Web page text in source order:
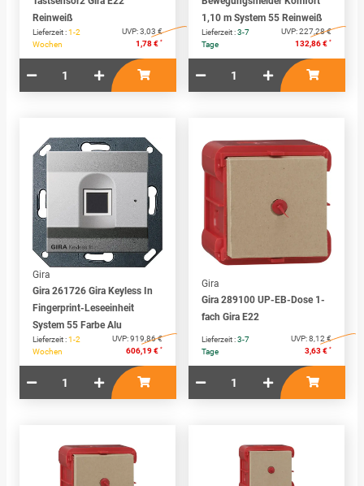
Reinweiß
Lieferzeit :1-2
Wochen
UVP:3,03 €
1,78 € *
1,10 m System 55 Reinweiß
Lieferzeit :3-7
Tage
UVP:227,28 €
132,86 € *
Gira
Gira 261726 Gira Keyless In
Fingerprint-Leseeinheit
System 55 Farbe Alu
Lieferzeit :1-2
Wochen
UVP:919,86 €
606,19 € *
Gira
Gira 289100 UP-EB-Dose 1-
fach Gira E22
Lieferzeit :3-7
Tage
UVP:8,12 €
3,63 € *